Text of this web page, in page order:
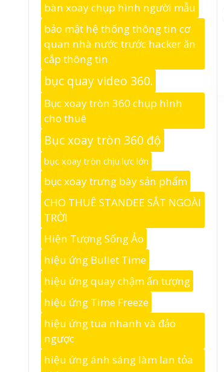
bàn xoay chụp hình người mẫu
bảo mật hệ thống thông tin cơ
quan nhà nước trước hacker ăn
cắp thông tin
bục quay video 360.
Bục xoay tròn 360 chụp hình
cho thuê
Bục xoay tròn 360 độ
bục xoay tròn chịu lực lớn
bục xoay trưng bày sản phẩm
CHO THUÊ STANDEE SẮT NGOÀI
TRỜI
Hiện Tượng Sống Ảo
hiệu ứng Bullet Time
hiệu ứng quay chậm ấn tượng
hiệu ứng Time Freeze
hiệu ứng tua nhanh và đảo
ngược
hiệu ứng ánh sáng làm lan tỏa